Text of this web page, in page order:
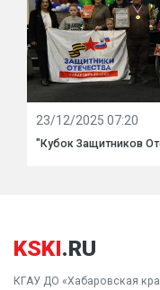
23/12/2025 07:20
"Кубок Защитников
KSKI.RU
КГАУ ДО «Хабаровская